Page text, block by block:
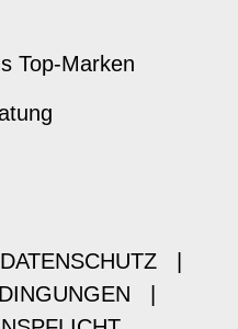
Top-Marken
DATENSCHUTZ